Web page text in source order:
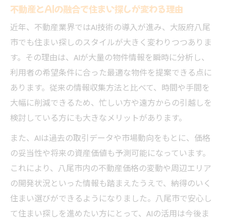
八尾市で注目される不動産業界の新トレン
ド
不動産とAIがもたらした業界変革の今
八尾市の不動産会社が導入するAI技術事情
不動産価格や賃貸市場のAI分析事例を紹介
AI活用で八尾市の不動産選びが変わる背景
賃貸や売買はAI時代の不動産がカギ
AIによる賃貸・売買の不動産検索が効率化
不動産の売買判断にAIが活きる場面を解説
賃貸物件選びでAIが信頼される理由とは
AI時代の不動産契約で注意したいポイント
不動産業界でAIが変える業務の具体例
八尾市で信頼される不動産とは何か
不動産とAIの融合で住まい探しが変わる理由
近年、不動産業界ではAI技術の導入が進み、大阪府八尾
市でも住まい探しのスタイルが大きく変わりつつありま
す。その理由は、AIが大量の物件情報を瞬時に分析し、
利用者の希望条件に合った最適な物件を提案できる点に
あります。従来の情報収集方法と比べて、時間や手間を
大幅に削減できるため、忙しい方や遠方からの引越しを
検討している方にも大きなメリットがあります。
また、AIは過去の取引データや市場動向をもとに、価格
の妥当性や将来の資産価値も予測可能になっています。
これにより、八尾市内の不動産価格の変動や周辺エリア
の開発状況といった情報も踏まえたうえで、納得のいく
住まい選びができるようになりました。八尾市で安心し
て住まい探しを進めたい方にとって、AIの活用は今後ま